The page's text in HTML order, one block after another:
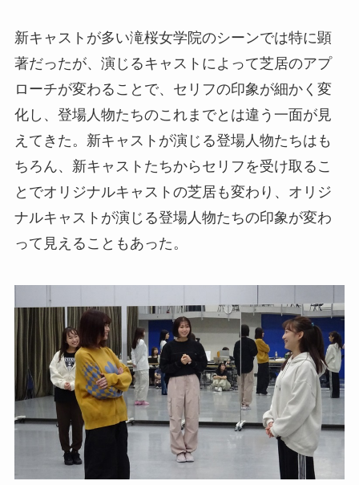
新キャストが多い滝桜女学院のシーンでは特に顕
著だったが、演じるキャストによって芝居のアプ
ローチが変わることで、セリフの印象が細かく変
化し、登場人物たちのこれまでとは違う一面が見
えてきた。新キャストが演じる登場人物たちはも
ちろん、新キャストたちからセリフを受け取るこ
とでオリジナルキャストの芝居も変わり、オリジ
ナルキャストが演じる登場人物たちの印象が変わ
って見えることもあった。